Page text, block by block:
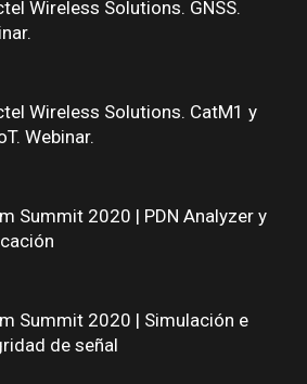
Wireless Solutions. GNSS.
Wireless Solutions. CatM1 y
Webinar.
Summit 2020 | PDN Analyzer y
Summit 2020 | Simulación e
de señal